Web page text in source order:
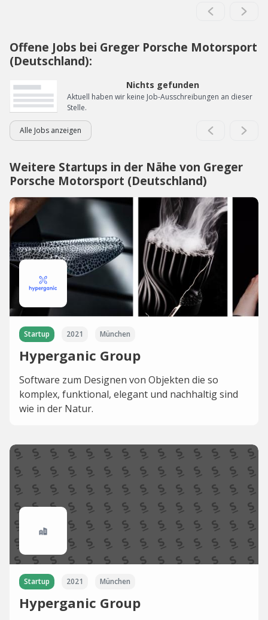
Offene Jobs bei Greger Porsche Motorsport
(Deutschland):
Nichts gefunden
Aktuell haben wir keine Job-Ausschreibungen an dieser
Stelle.
Alle Jobs anzeigen
Weitere Startups in der Nähe von Greger
Porsche Motorsport (Deutschland)
Startup 2021 München
Hyperganic Group
Software zum Designen von Objekten die so
komplex, funktional, elegant und nachhaltig sind
wie in der Natur.
Startup 2021 München
Hyperganic Group